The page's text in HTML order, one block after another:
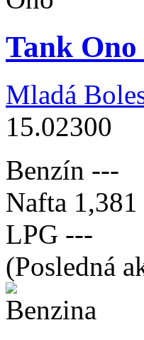
Tank
Mladá
15.02300
Benzín ---
Nafta 1,381
LPG ---
(Posledná